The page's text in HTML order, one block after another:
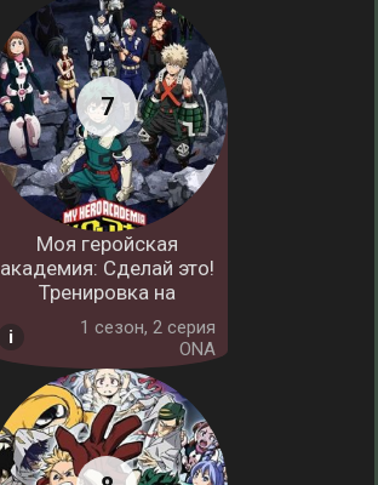
Моя геройская
академия: Сделай это!
Тренировка на
1 cезон, 2 серия
ONA